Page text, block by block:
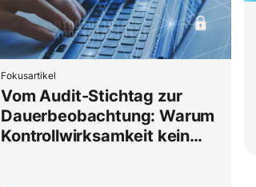
Fokusartikel
Vom Audit-Stichtag zur
Dauerbeobachtung: Warum
Kontrollwirksamkeit kein